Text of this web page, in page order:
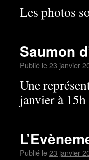
Les photos
Saumon
Publié le23 janvier
Une
janvier à
Publié le23 janvier